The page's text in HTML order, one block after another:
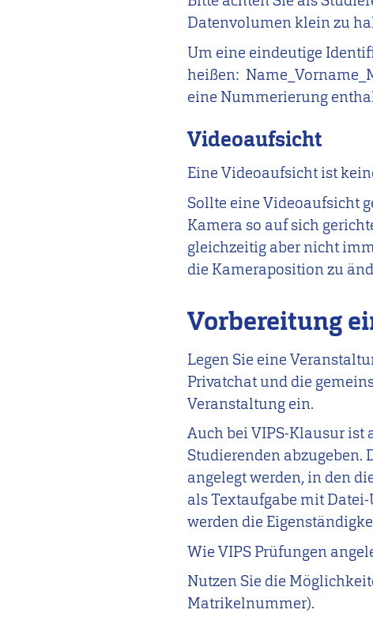
Datenvolumen klein zu
Um eine eindeutige
heißen:
eine Nummerierung
Videoaufsicht
Eine Videoaufsicht ist
Sollte eine Videoaufsicht
Kamera so auf sich
gleichzeitig aber nicht
die Kameraposition zu
Vorbereitung
Legen Sie eine
Privatchat und die
Veranstaltung ein.
Auch bei VIPS-Klausur
Studierenden abzugeben.
angelegt werden, in den
als Textaufgabe mit
werden die
Wie VIPS Prüfungen
Nutzen Sie die
Matrikelnummer).